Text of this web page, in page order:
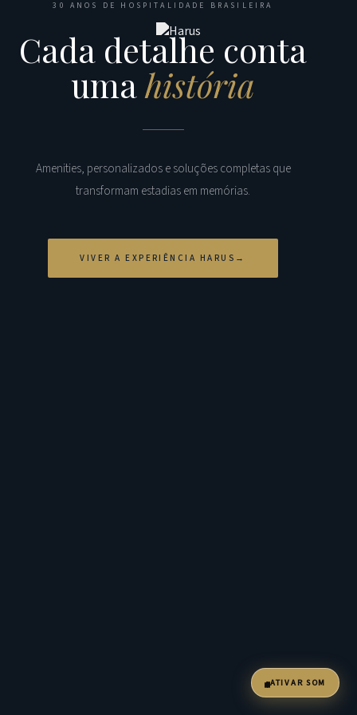
30 ANOS DE HOSPITALIDADE BRASILEIRA
Cada detalhe conta
umahistória
Amenities, personalizados e soluções completas que
transformam estadias em memórias.
VIVER A EXPERIÊNCIA HARUS
ATIVAR SOM